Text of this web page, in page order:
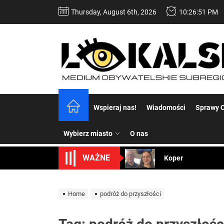
Thursday, August 6th, 2026 10:26:52 PM
Wspieraj nas! Wiadomości Sprawy
Wybierz miasto O nas
WAŻNE
Koper – część 2.
Uwaga Dębieńsko
Home podróż do przyszłości